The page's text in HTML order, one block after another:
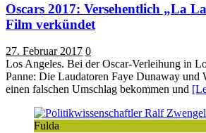
Oscars 2017: Versehentlich „La
Film verkündet
27. Februar 2017 0
Los Angeles. Bei der Oscar-Verleihung in
Panne: Die Laudatoren Faye Dunaway und
einen falschen Umschlag bekommen und
Fulda